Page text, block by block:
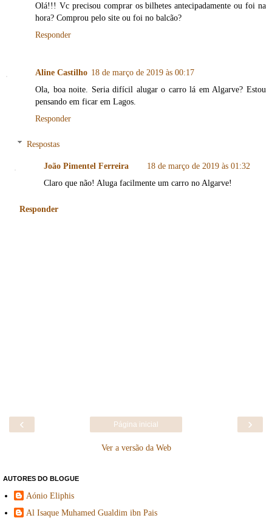
Olá!!! Vc precisou comprar os bilhetes antecipadamente ou foi na
hora? Comprou pelo site ou foi no balcão?
Responder
Aline Castilho 18 de março de 2019 às 00:17
Ola, boa noite. Seria difícil alugar o carro lá em Algarve? Estou
pensando em ficar em Lagos.
Responder
Respostas
João Pimentel Ferreira
18 de março de 2019 às 01:32
Claro que não! Aluga facilmente um carro no Algarve!
Responder
‹ ›
Página inicial
Ver a versão da Web
AUTORES DO BLOGUE
Aónio Eliphis
Al Isaque Muhamed Gualdim ibn Pais